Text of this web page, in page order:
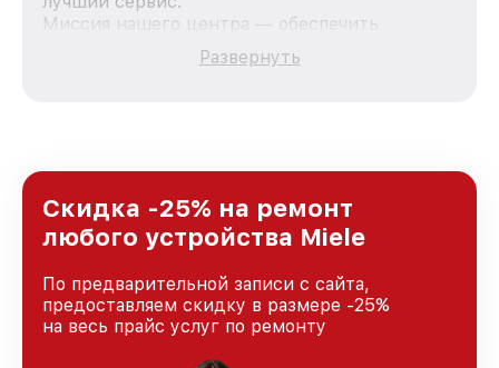
Миссия нашего центра — обеспечить
качественный и доступный ремонт для
каждого пользователя продукции Miele, вне
Краснодаре, постоянно повышая уровень
доверия и лояльности наших клиентов.
Развернуть
Скидка -25% на ремонт
любого устройства Miele
По предварительной записи с сайта,
предоставляем скидку в размере -25%
на весь прайс услуг по ремонту